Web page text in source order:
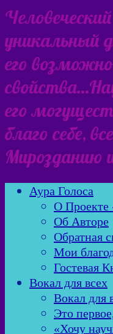
уникальный
его
его
благо себе,
Мирозданию
Аура Голоса
О Проекте
Об Авторе
Обратная
Мои
Гостевая
Вокал для всех
Вокал для
Это
«Хочу